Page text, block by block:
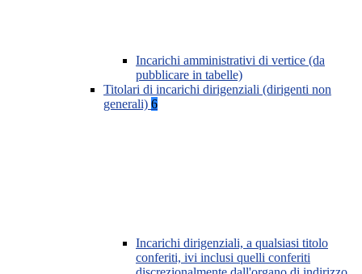
Incarichi amministrativi di vertice (da
pubblicare in tabelle)
Titolari di incarichi dirigenziali (dirigenti non
generali) 6
Incarichi dirigenziali, a qualsiasi titolo
conferiti, ivi inclusi quelli conferiti